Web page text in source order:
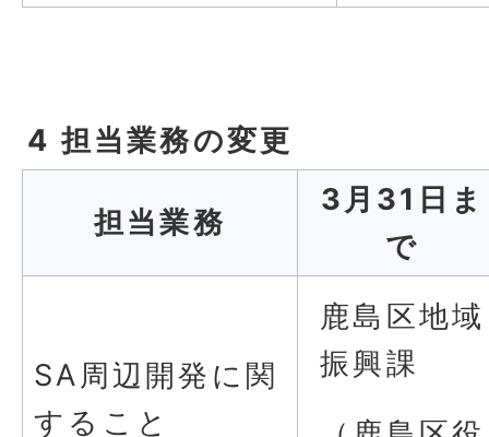
4 担当業務の変更
担当業務
3月31日ま
で
SA周辺開発に関
すること
鹿島区地域
振興課